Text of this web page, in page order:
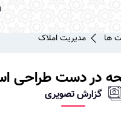
ها مدیریت املاک
در دست طراحی
گزارش تصویری